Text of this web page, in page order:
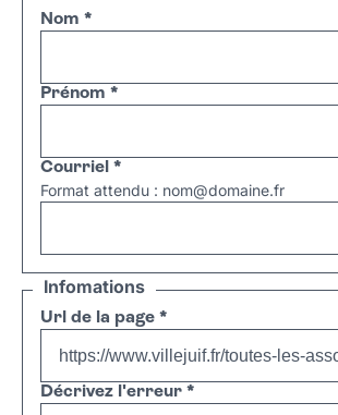
Nom *
Prénom *
Courriel *
Format attendu : nom@domaine.fr
Infomations
Url de la page *
Décrivez l'erreur *